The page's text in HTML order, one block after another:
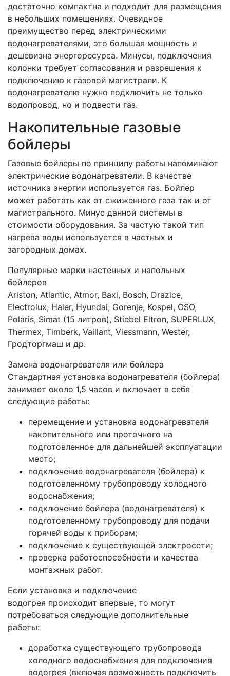
достаточно компактна и подходит для размещения
в небольших помещениях. Очевидное
преимущество перед электрическими
водонагревателями, это большая мощность и
дешевизна энергоресурса. Минусы, подключения
колонки требует согласования и разрешения к
подключению к газовой магистрали. К
водонагревателю нужно подключить не только
водопровод, но и подвести газ.
Накопительные газовые
бойлеры
Газовые бойлеры по принципу работы напоминают
электрические водонагреватели. В качестве
источника энергии используется газ. Бойлер
может работать как от сжиженного газа так и от
магистрального. Минус данной системы в
стоимости оборудования. За частую такой тип
нагрева воды используется в частных и
загородных домах.
Популярные марки настенных и напольных
бойлеров
Ariston, Atlantic, Atmor, Baxi, Bosch, Drazice,
Electrolux, Haier, Hyundai, Gorenje, Kospel, OSO,
Polaris, Simat (15 литров), Stiebel Eltron, SUPERLUX,
Thermex, Timberk, Vaillant, Viessmann, Wester,
Гродторгмаш и др.
Замена водонагревателя или бойлера
Стандартная установка водонагревателя (бойлера)
занимает около 1,5 часов и включает в себя
следующие работы:
перемещение и установка водонагревателя
накопительного или проточного на
подготовленное для дальнейшей эксплуатации
место;
подключение водонагревателя (бойлера) к
подготовленному трубопроводу холодного
водоснабжения;
подключение бойлера (водонагревателя) к
подготовленному трубопроводу для подачи
горячей воды к приборам;
подключение к существующей электросети;
проверка работоспособности и качества
монтажных работ.
Если установка и подключение
водогрея происходит впервые, то могут
потребоваться следующие дополнительные
работы:
доработка существующего трубопровода
холодного водоснабжения для подключения
водогрея (включая возможность подключить